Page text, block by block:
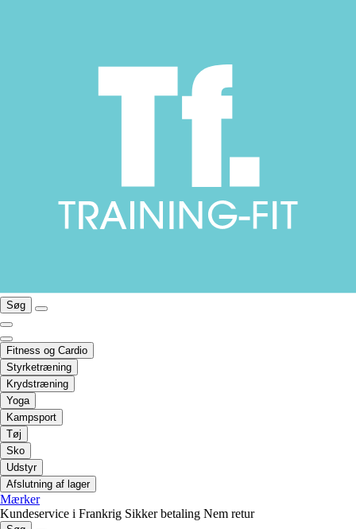
Søg
Fitness og Cardio
Styrketræning
Krydstræning
Yoga
Kampsport
Tøj
Sko
Udstyr
Afslutning af lager
Mærker
Kundeservice i Frankrig Sikker betaling Nem retur